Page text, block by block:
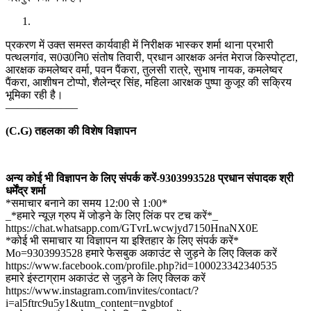
प्रकरण में उक्त समस्त कार्यवाही में निरीक्षक भास्कर शर्मा थाना प्रभारी
पत्थलगांव, स0उ0नि0 संतोष तिवारी, प्रधान आरक्षक अनंत मेराज किस्पोट्टा,
आरक्षक कमलेष्वर वर्मा, पवन पैंकरा, तुलसी रात्रे, सुभाष नायक, कमलेष्वर
पैंकरा, आशीषन टोप्पो, शैलेन्द्र सिंह, महिला आरक्षक पुष्पा कुजूर की सक्रिय
भूमिका रही है।
——————–
(C.G) तहलका की विशेष विज्ञापन
अन्य कोई भी विज्ञापन के लिए संपर्क करें-9303993528 प्रधान संपादक श्री
धर्मेंद्र शर्मा
*समाचार बनाने का समय 12:00 से 1:00*
_*हमारे न्यूज़ ग्रुप में जोड़ने के लिए लिंक पर टच करें*_
https://chat.whatsapp.com/GTvrLwcwjyd7150HnaNX0E
*कोई भी समाचार या विज्ञापन या इश्तिहार के लिए संपर्क करें*
Mo=9303993528 हमारे फेसबुक अकाउंट से जुड़ने के लिए क्लिक करें
https://www.facebook.com/profile.php?id=100023342340535
हमारे इंस्टाग्राम अकाउंट से जुड़ने के लिए क्लिक करें
https://www.instagram.com/invites/contact/?
i=al5ftrc9u5y1&utm_content=nvgbtof